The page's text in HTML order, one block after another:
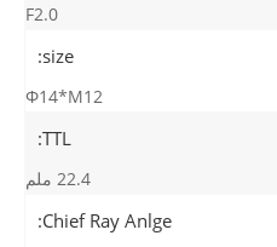
F2.0
size:
Φ14*M12
TTL:
22.4 ملم
Chief Ray Anlge: